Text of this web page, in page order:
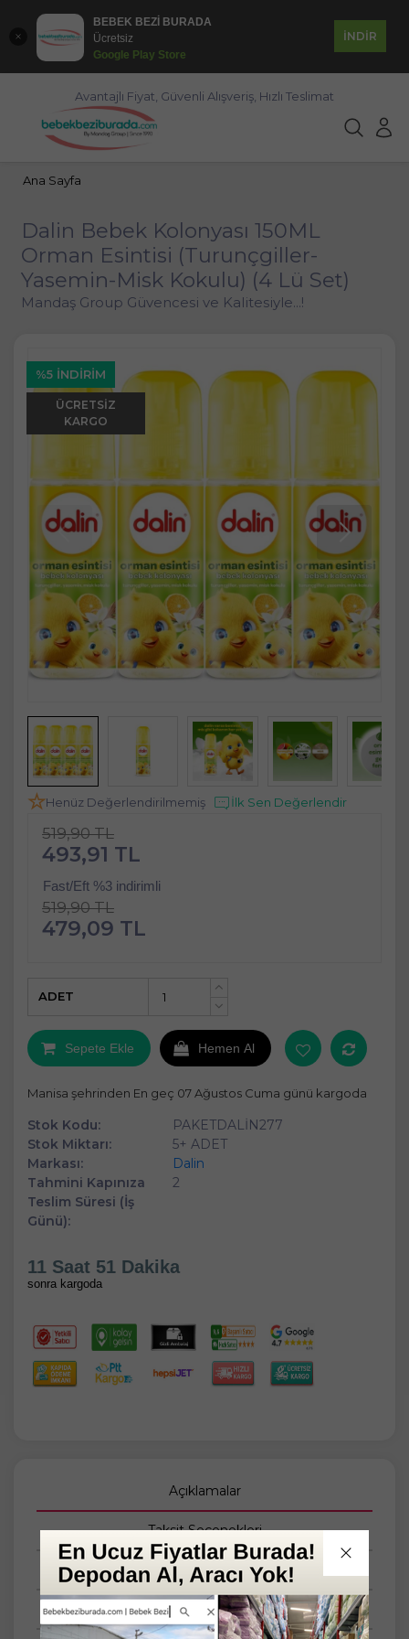
BEBEK BEZİ BURADA
Ücretsiz
Google Play Store
İNDİR
Avantajlı Fiyat, Güvenli Alışveriş, Hızlı Teslimat
Ana Sayfa
Dalin Bebek Kolonyası 150ML
Orman Esintisi (Turunçgiller-
Yasemin-Misk Kokulu) (4 Lü Set)
Mandaş Group Güvencesi ve Kalitesiyle...!
%5 İNDIRIM
ÜCRETSIZ
KARGO
Henüz Değerlendirilmemiş İlk Sen Değerlendir
519,90 TL
493,91 TL
Fast/Eft %3 indirimli
519,90 TL
479,09 TL
+
ADET
Sepete Ekle Hemen Al
Manisa şehrinden En geç 07 Ağustos Cuma günü kargoda
Stok Kodu:
PAKETDALİN277
Stok Miktarı:
5+ ADET
Markası:
Dalin
Tahmini Kapınıza
Teslim Süresi (İş
Günü):
2
11 Saat 51 Dakika
sonra kargoda
Açıklamalar
Taksit Seçenekleri
Tüm Yorumlar
Tüm Sorular